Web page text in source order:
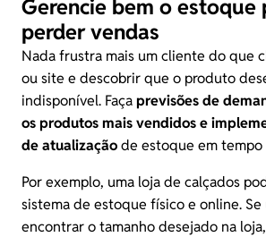
Gerencie bem o estoque
perder vendas
Nada frustra mais um cliente do que
ou site e descobrir que o produto
indisponível. Façaprevisões de
os produtos mais vendidos e
de atualizaçãode estoque em tempo
Por exemplo, uma loja de calçados
sistema de estoque físico e online.
encontrar o tamanho desejado na